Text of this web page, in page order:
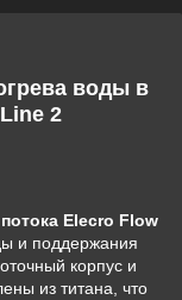
воды в
2
Elecro Flow
и поддержания
корпус и
из титана, что